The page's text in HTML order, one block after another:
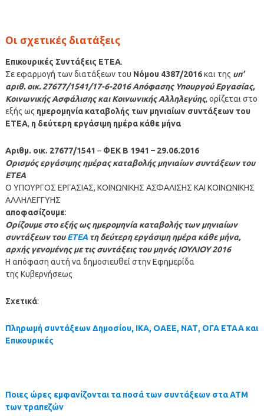
Οι σχετικές διατάξεις
Επικουρικές Συντάξεις ΕΤΕΑ.
Σε εφαρμογή των διατάξεων του Νόμου 4387/2016και της υπ’
αριθ. οικ. 27677/1541/17-6-2016 Απόφασης Υπουργού Εργασίας,
Κοινωνικής Ασφάλισης και Κοινωνικής Αλληλεγύης, ορίζεται στο
εξής ως ημερομηνία καταβολής των μηνιαίων συντάξεων του
ΕΤΕΑ, η δεύτερη εργάσιμη ημέρα κάθε μήνα
Αριθμ. οικ. 27677/1541 – ΦΕΚ B 1941 – 29.06.2016
Ορισμός εργάσιμης ημέρας καταβολής μηνιαίων συντάξεων του
ΕΤΕΑ
Ο ΥΠΟΥΡΓΟΣ ΕΡΓΑΣΙΑΣ, ΚΟΙΝΩΝΙΚΗΣ ΑΣΦΑΛΙΣΗΣ ΚΑΙ ΚΟΙΝΩΝΙΚΗΣ
ΑΛΛΗΛΕΓΓΥΗΣ
αποφασίζουμε:
Ορίζουμε στο εξής ως ημερομηνία καταβολής των μηνιαίων
συντάξεων τουΕΤΕΑτη δεύτερη εργάσιμη ημέρα κάθε μήνα,
αρχής γενομένης με τις συντάξεις του μηνός ΙΟΥΛΙΟΥ 2016
Η απόφαση αυτή να δημοσιευθεί στην Εφημερίδα
της Κυβερνήσεως
Σχετικά:
Πληρωμή συντάξεων Δημοσίου, ΙΚΑ, ΟΑΕΕ, ΝΑΤ, ΟΓΑ ΕΤΑΑ και
Επικουρικές
Ποιες ώρες εμφανίζονται τα ποσά των συντάξεων στα ΑΤΜ
των τραπεζών